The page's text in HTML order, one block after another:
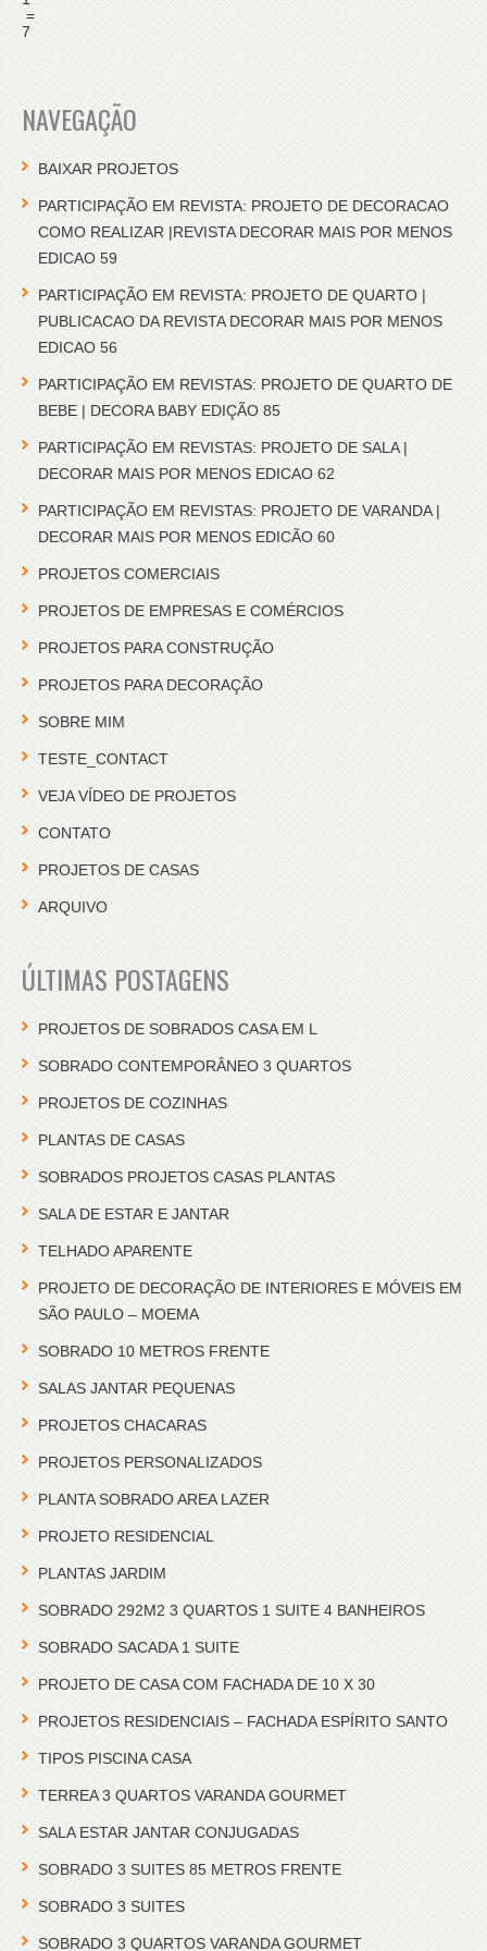
=
7
NAVEGAÇÃO
BAIXAR PROJETOS
PARTICIPAÇÃO EM REVISTA: PROJETO DE DECORACAO
COMO REALIZAR |REVISTA DECORAR MAIS POR MENOS
EDICAO 59
PARTICIPAÇÃO EM REVISTA: PROJETO DE QUARTO |
PUBLICACAO DA REVISTA DECORAR MAIS POR MENOS
EDICAO 56
PARTICIPAÇÃO EM REVISTAS: PROJETO DE QUARTO DE
BEBE | DECORA BABY EDIÇÃO 85
PARTICIPAÇÃO EM REVISTAS: PROJETO DE SALA |
DECORAR MAIS POR MENOS EDICAO 62
PARTICIPAÇÃO EM REVISTAS: PROJETO DE VARANDA |
DECORAR MAIS POR MENOS EDICÃO 60
PROJETOS COMERCIAIS
PROJETOS DE EMPRESAS E COMÉRCIOS
PROJETOS PARA CONSTRUÇÃO
PROJETOS PARA DECORAÇÃO
SOBRE MIM
TESTE_CONTACT
VEJA VÍDEO DE PROJETOS
CONTATO
PROJETOS DE CASAS
ARQUIVO
ÚLTIMAS POSTAGENS
PROJETOS DE SOBRADOS CASA EM L
SOBRADO CONTEMPORÂNEO 3 QUARTOS
PROJETOS DE COZINHAS
PLANTAS DE CASAS
SOBRADOS PROJETOS CASAS PLANTAS
SALA DE ESTAR E JANTAR
TELHADO APARENTE
PROJETO DE DECORAÇÃO DE INTERIORES E MÓVEIS EM
SÃO PAULO – MOEMA
SOBRADO 10 METROS FRENTE
SALAS JANTAR PEQUENAS
PROJETOS CHACARAS
PROJETOS PERSONALIZADOS
PLANTA SOBRADO AREA LAZER
PROJETO RESIDENCIAL
PLANTAS JARDIM
SOBRADO 292M2 3 QUARTOS 1 SUITE 4 BANHEIROS
SOBRADO SACADA 1 SUITE
PROJETO DE CASA COM FACHADA DE 10 X 30
PROJETOS RESIDENCIAIS – FACHADA ESPÍRITO SANTO
TIPOS PISCINA CASA
TERREA 3 QUARTOS VARANDA GOURMET
SALA ESTAR JANTAR CONJUGADAS
SOBRADO 3 SUITES 85 METROS FRENTE
SOBRADO 3 SUITES
SOBRADO 3 QUARTOS VARANDA GOURMET